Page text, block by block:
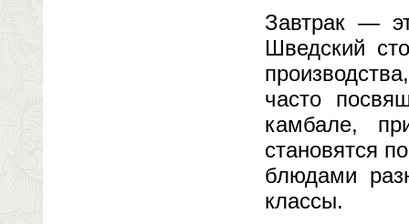
Завтрак —
Шведский
часто
камбале,
становятся
блюдами
классы.